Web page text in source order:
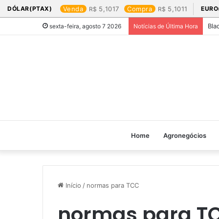
DÓLAR(PTAX) Venda 5,1017 Compra 5,1011
sexta-feira, agosto 7 2026 Notícias de Última Hora
Home Agronegócios
Início / normas para TCC